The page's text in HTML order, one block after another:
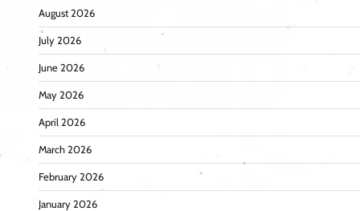
August 2026
July 2026
June 2026
May 2026
April 2026
March 2026
February 2026
January 2026